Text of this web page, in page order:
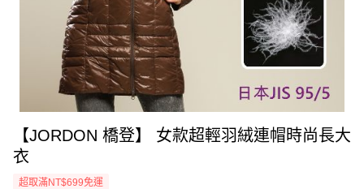
【JORDON 橋登】 女款超輕羽絨連帽時尚長大
衣
超取滿NT$699免運